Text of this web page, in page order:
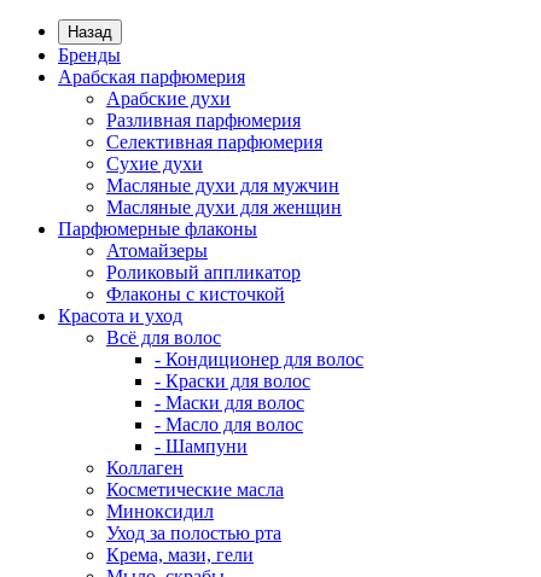
Назад
Бренды
Арабская парфюмерия
Арабские духи
Разливная парфюмерия
Селективная парфюмерия
Сухие духи
Масляные духи для мужчин
Масляные духи для женщин
Парфюмерные флаконы
Атомайзеры
Роликовый аппликатор
Флаконы с кисточкой
Красота и уход
Всё для волос
- Кондиционер для волос
- Краски для волос
- Маски для волос
- Масло для волос
- Шампуни
Коллаген
Косметические масла
Миноксидил
Уход за полостью рта
Крема, мази, гели